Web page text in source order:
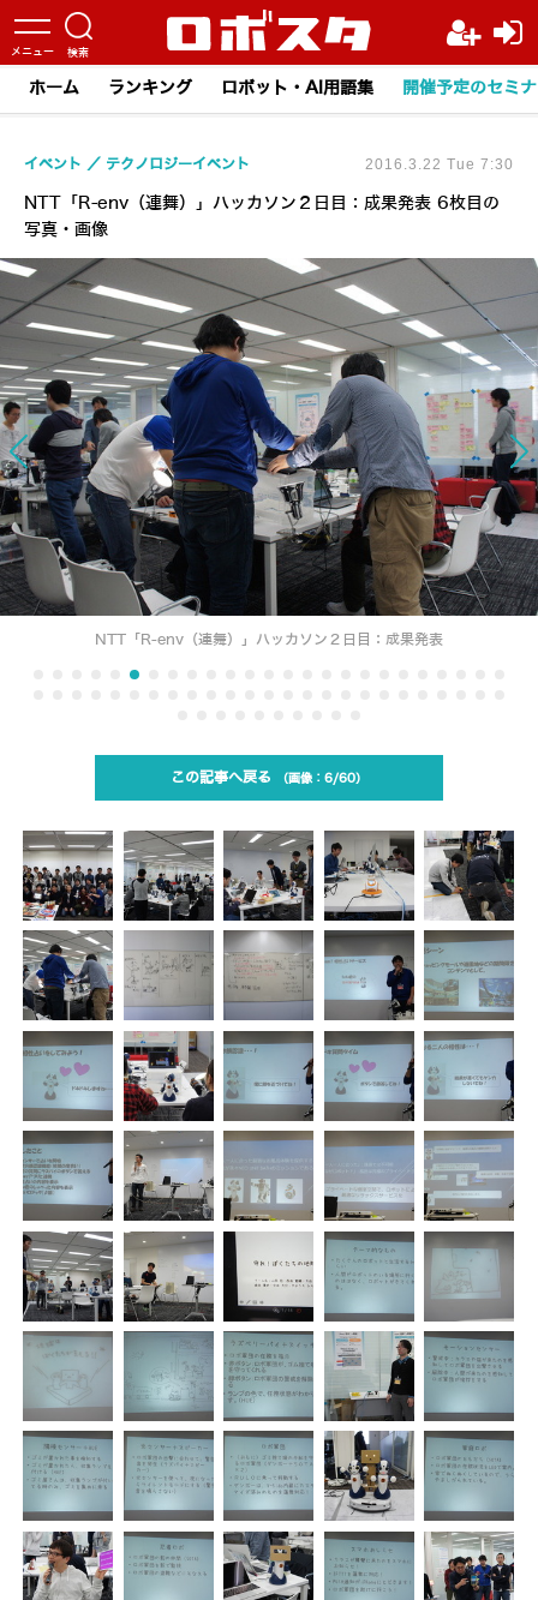
ホーム ランキング ロボット・AI用語集 開催予定のセミ
NTT「R-env（連舞）」ハッカソン２日目：成果発表 6枚目の
写真・画像
イベント テクノロジーイベント 2016.3.22 Tue 7:30
NTT「R-env（連舞）」ハッカソン２日目：成果発表
この記事へ戻る 6/60